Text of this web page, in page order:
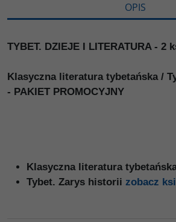
OPIS
TYBET. DZIEJE I LITERATURA - 2
Klasyczna literatura tybetańska /
- PAKIET PROMOCYJNY
Klasyczna literatura
Tybet. Zarys historii zobacz